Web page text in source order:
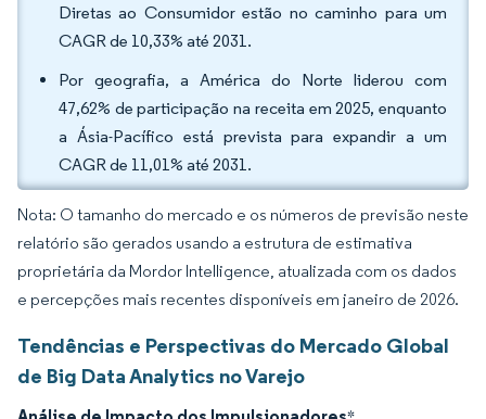
Diretas ao Consumidor estão no caminho para um
CAGR de 10,33% até 2031.
Por geografia, a América do Norte liderou com
47,62% de participação na receita em 2025, enquanto
a Ásia-Pacífico está prevista para expandir a um
CAGR de 11,01% até 2031.
Nota: O tamanho do mercado e os números de previsão neste
relatório são gerados usando a estrutura de estimativa
proprietária da Mordor Intelligence, atualizada com os dados
e percepções mais recentes disponíveis em janeiro de 2026.
Tendências e Perspectivas do Mercado Global
de Big Data Analytics no Varejo